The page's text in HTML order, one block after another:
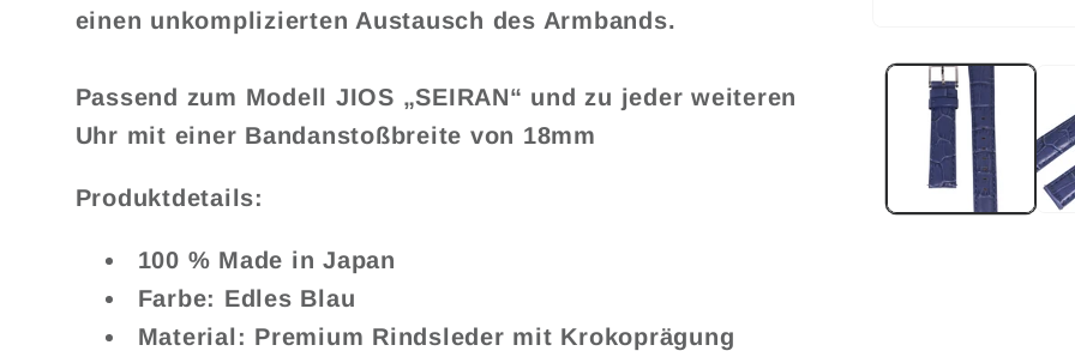
einen unkomplizierten Austausch des Armbands.
Passend zum Modell JIOS „SEIRAN“ und zu jeder weiteren
Uhr mit einer Bandanstoßbreite von 18mm
Produktdetails:
100 % Made in Japan
Farbe: Edles Blau
Material: Premium Rindsleder mit Krokoprägung